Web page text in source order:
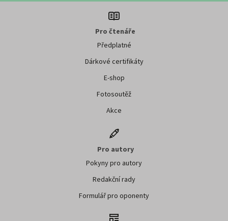
Pro čtenáře
Předplatné
Dárkové certifikáty
E-shop
Fotosoutěž
Akce
Pro autory
Pokyny pro autory
Redakční rady
Formulář pro oponenty